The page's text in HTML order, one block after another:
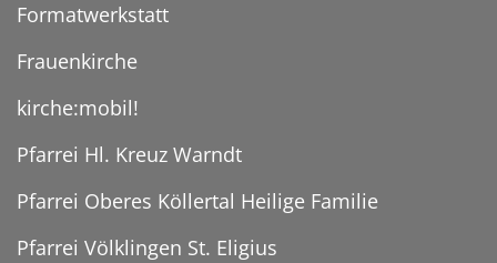
Formatwerkstatt
Frauenkirche
kirche:mobil!
Pfarrei Hl. Kreuz Warndt
Pfarrei Oberes Köllertal Heilige Familie
Pfarrei Völklingen St. Eligius